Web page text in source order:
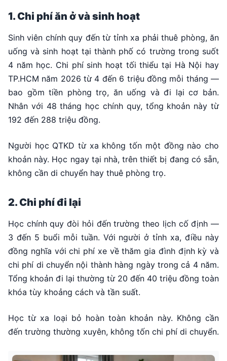
1. Chi phí ăn ở và sinh hoạt
Sinh viên chính quy đến từ tỉnh xa phải thuê phòng, ăn
uống và sinh hoạt tại thành phố có trường trong suốt
4 năm học. Chi phí sinh hoạt tối thiểu tại Hà Nội hay
TP.HCM năm 2026 từ 4 đến 6 triệu đồng mỗi tháng —
bao gồm tiền phòng trọ, ăn uống và đi lại cơ bản.
Nhân với 48 tháng học chính quy, tổng khoản này từ
192 đến 288 triệu đồng.
Người học QTKD từ xa không tốn một đồng nào cho
khoản này. Học ngay tại nhà, trên thiết bị đang có sẵn,
không cần di chuyển hay thuê phòng trọ.
2. Chi phí đi lại
Học chính quy đòi hỏi đến trường theo lịch cố định —
3 đến 5 buổi mỗi tuần. Với người ở tỉnh xa, điều này
đồng nghĩa với chi phí xe về thăm gia đình định kỳ và
chi phí di chuyển nội thành hàng ngày trong cả 4 năm.
Tổng khoản đi lại thường từ 20 đến 40 triệu đồng toàn
khóa tùy khoảng cách và tần suất.
Học từ xa loại bỏ hoàn toàn khoản này. Không cần
đến trường thường xuyên, không tốn chi phí di chuyển.